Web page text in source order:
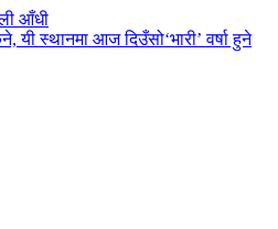
आँधी
यी स्थानमा आज दिउँसो‘भारी’ वर्षा हुने